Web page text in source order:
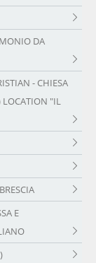
DA
- CHIESA
LOCATION "IL
E